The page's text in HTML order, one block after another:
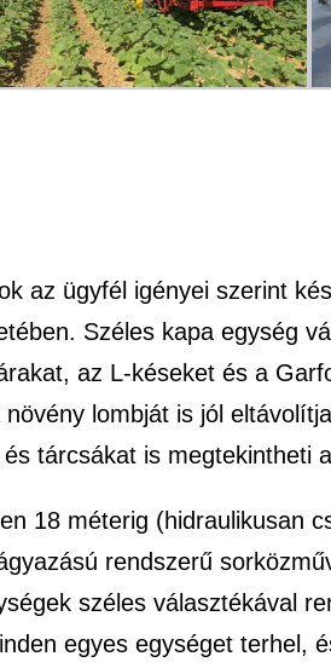
az ügyfél igényei szerint
Széles kapa egység
az L-késeket és a
lombját is jól
tárcsákat is megtekintheti
18 méterig (hidraulikusan
rendszerű
széles választékával
egyes egységet terhel,